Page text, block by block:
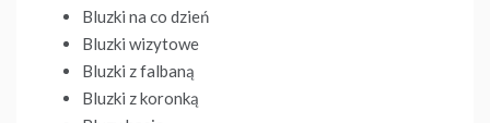
Bluzki na co dzień
Bluzki wizytowe
Bluzki z falbaną
Bluzki z koronką